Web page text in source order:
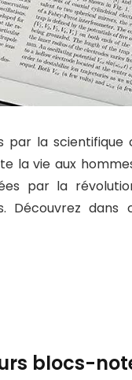
par la scientifique
la vie aux
par la
Découvrez
blocs-